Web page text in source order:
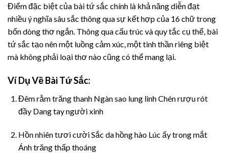
Điểm đặc biệt của bài tứ sắc chính là khả năng diễn đạt
nhiều ý nghĩa sâu sắc thông qua sự kết hợp của 16 chữ trong
bốn dòng thơ ngắn. Thông qua cấu trúc và quy tắc cụ thể, bài
tứ sắc tạo nên một luồng cảm xúc, một tinh thần riêng biệt
mà không phải loại thơ nào cũng có thể mang lại.
Ví Dụ Về Bài Tứ Sắc:
Đêm rằm trăng thanh Ngàn sao lung linh Chén rượu rót
đầy Dang tay người xinh
Hồn nhiên tươi cười Sắc da hồng hào Lúc ấy trong mắt
Ánh trăng thấp thoáng